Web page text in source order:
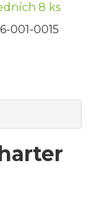
8 ks
001-0015